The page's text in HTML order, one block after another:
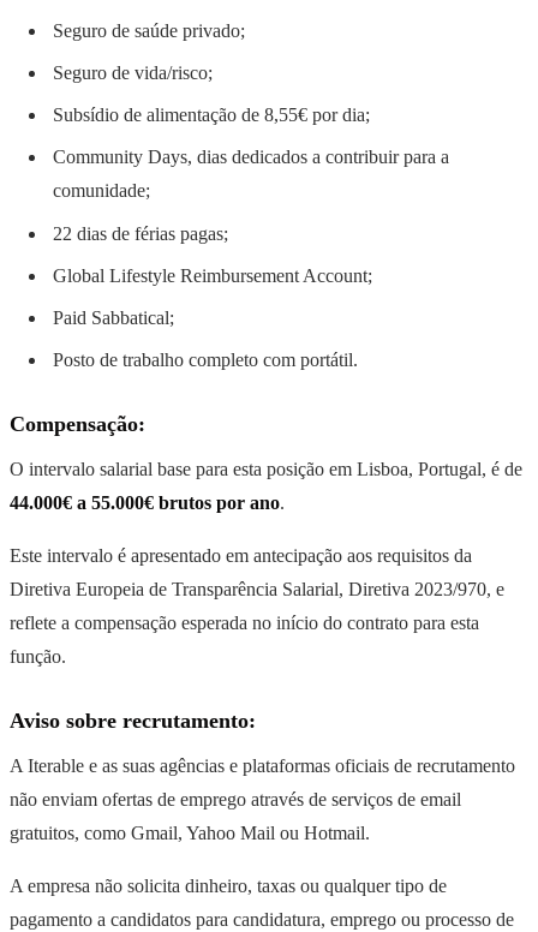
Seguro de saúde privado;
Seguro de vida/risco;
Subsídio de alimentação de 8,55€ por dia;
Community Days, dias dedicados a contribuir para a
comunidade;
22 dias de férias pagas;
Global Lifestyle Reimbursement Account;
Paid Sabbatical;
Posto de trabalho completo com portátil.
Compensação:
O intervalo salarial base para esta posição em Lisboa, Portugal, é de
44.000€ a 55.000€ brutos por ano.
Este intervalo é apresentado em antecipação aos requisitos da
Diretiva Europeia de Transparência Salarial, Diretiva 2023/970, e
reflete a compensação esperada no início do contrato para esta
função.
Aviso sobre recrutamento:
A Iterable e as suas agências e plataformas oficiais de recrutamento
não enviam ofertas de emprego através de serviços de email
gratuitos, como Gmail, Yahoo Mail ou Hotmail.
A empresa não solicita dinheiro, taxas ou qualquer tipo de
pagamento a candidatos para candidatura, emprego ou processo de